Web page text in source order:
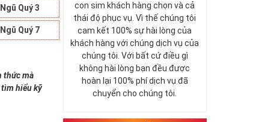
Quý 3
Quý 7
thức mà
tìm hiểu kỹ
con sim khách hàng chọn và cả
thái độ phục vụ. Vì thế chúng tôi
cam kết 100% sự hài lòng của
khách hàng với chúng dịch vụ của
chúng tôi. Với bất cứ điều gì
không hài lòng bạn đều được
hoàn lại 100% phí dịch vụ đã
chuyển cho chúng tôi.